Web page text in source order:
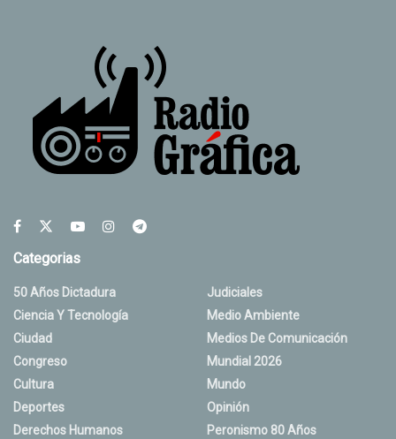
Categorias
50 Años Dictadura
Ciencia Y Tecnología
Ciudad
Congreso
Cultura
Deportes
Derechos Humanos
Judiciales
Medio Ambiente
Medios De Comunicación
Mundial 2026
Mundo
Opinión
Peronismo 80 Años